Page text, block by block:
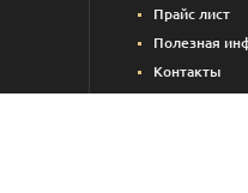
Прайс лист
Полезная
Контакты